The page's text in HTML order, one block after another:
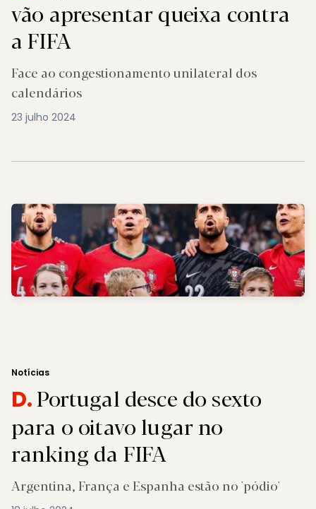
vão apresentar queixa contra
a FIFA
Face ao congestionamento unilateral dos
calendários
23 julho 2024
Notícias
D.Portugal desce do sexto
para o oitavo lugar no
ranking da FIFA
Argentina, França e Espanha estão no 'pódio'